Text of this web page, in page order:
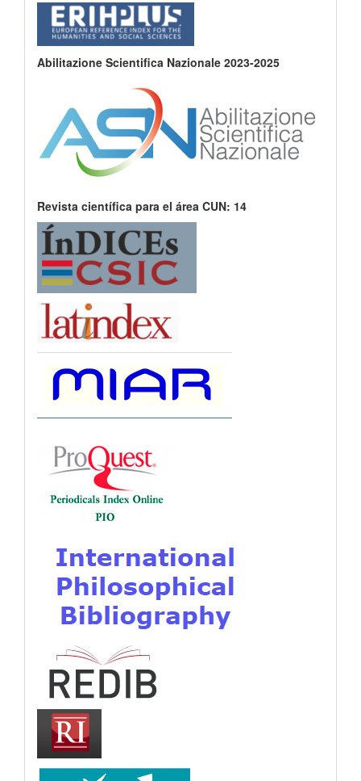
Abilitazione Scientifica Nazionale 2023-2025
Revista científica para el área CUN: 14